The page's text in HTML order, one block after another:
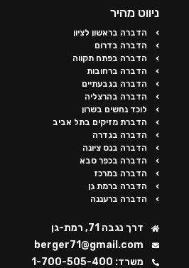
ניווט מהיר
הדברה בראשון לציון
הדברה בדרום
הדברה בפתח תקווה
הדברה ברחובות
הדברה בגבעתיים
הדברה בהרצליה
לוכד נחשים בשרון
הדברת מזיקים בתל אביב
הדברה בגדרה
הדברה בנס ציונה
הדברה בכפר סבא
הדברה במרכז
הדברה ברמת גן
הדברה ברעננה
דרך נגבה 71, רמת-גן
berger71@gmail.com
משרד: 1-700-505-400